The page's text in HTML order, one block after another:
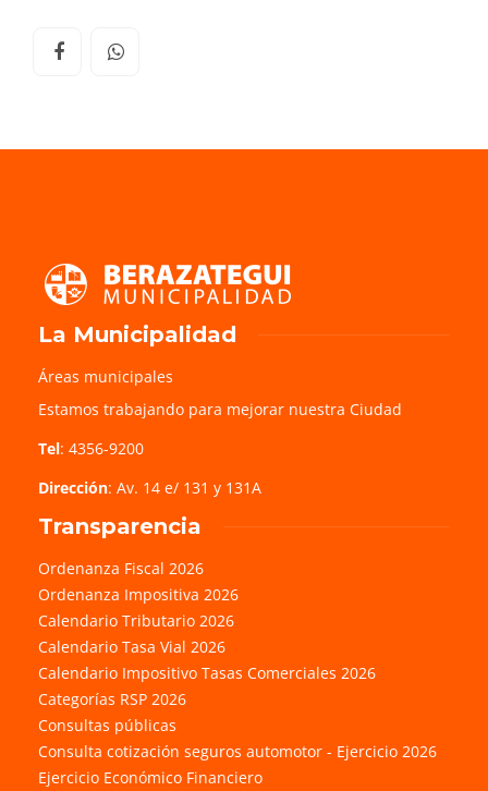
La Municipalidad
Áreas municipales
Estamos trabajando para mejorar nuestra Ciudad
Tel: 4356-9200
Dirección: Av. 14 e/ 131 y 131A
Transparencia
Ordenanza Fiscal 2026
Ordenanza Impositiva 2026
Calendario Tributario 2026
Calendario Tasa Vial 2026
Calendario Impositivo Tasas Comerciales 2026
Categorías RSP 2026
Consultas públicas
Consulta cotización seguros automotor - Ejercicio 2026
Ejercicio Económico Financiero